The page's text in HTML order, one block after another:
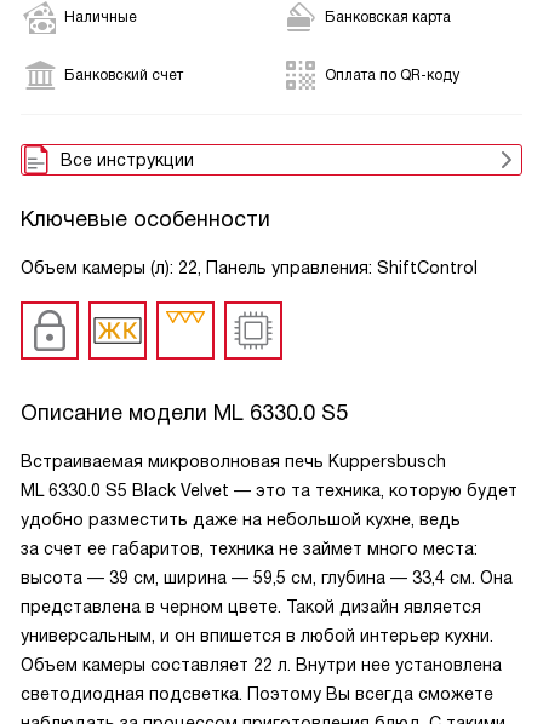
Наличные Банковская карта
Банковский счет Оплата по QR-коду
Все инструкции
Ключевые особенности
Объем камеры (л): 22, Панель управления: ShiftControl
Описание модели ML 6330.0 S5
Встраиваемая микроволновая печь Kuppersbusch
ML 6330.0 S5 Black Velvet — это та техника, которую будет
удобно разместить даже на небольшой кухне, ведь
за счет ее габаритов, техника не займет много места:
высота — 39 см, ширина — 59,5 см, глубина — 33,4 см. Она
представлена в черном цвете. Такой дизайн является
универсальным, и он впишется в любой интерьер кухни.
Объем камеры составляет 22 л. Внутри нее установлена
светодиодная подсветка. Поэтому Вы всегда сможете